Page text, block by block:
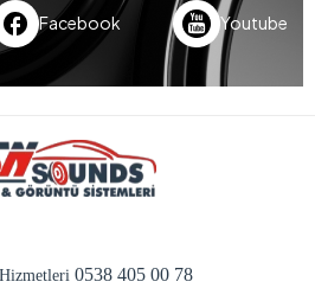
Facebook Youtube
0538 405 00 78